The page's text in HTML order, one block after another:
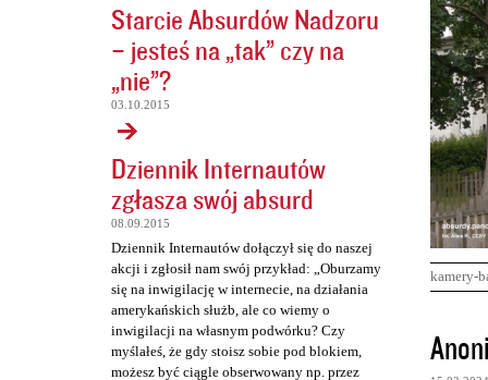
Starcie Absurdów Nadzoru
– jesteś na „tak” czy na
„nie”?
03.10.2015
Dziennik Internautów
zgłasza swój absurd
08.09.2015
Dziennik Internautów dołączył się do naszej
akcji i zgłosił nam swój przykład: „Oburzamy
się na inwigilację w internecie, na działania
amerykańskich służb, ale co wiemy o
inwigilacji na własnym podwórku? Czy
myślałeś, że gdy stoisz sobie pod blokiem,
możesz być ciągle obserwowany np. przez
kamery-
K
o